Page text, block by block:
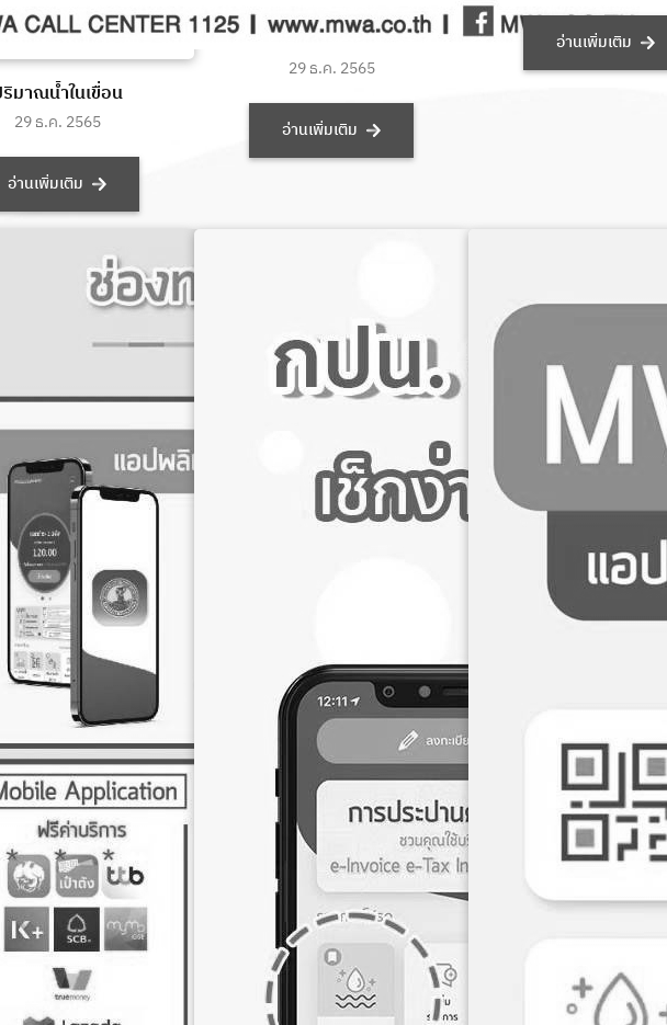
มาณน้ำในเขื่อน
29 ธ.ค. 2565
อ่านเพิ่มเติม
รู้หรือไม่? ทำไมหน้าร้อน “กลิ่น
คลอรีน” ถึงแรงกว่าปกติ
29 ธ.ค. 2565
อ่านเพิ่มเติม
อ่านเพิ่มเติม